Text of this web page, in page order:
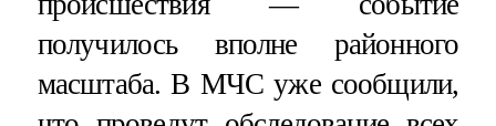
получилось вполне районного
масштаба. В МЧС уже сообщили,